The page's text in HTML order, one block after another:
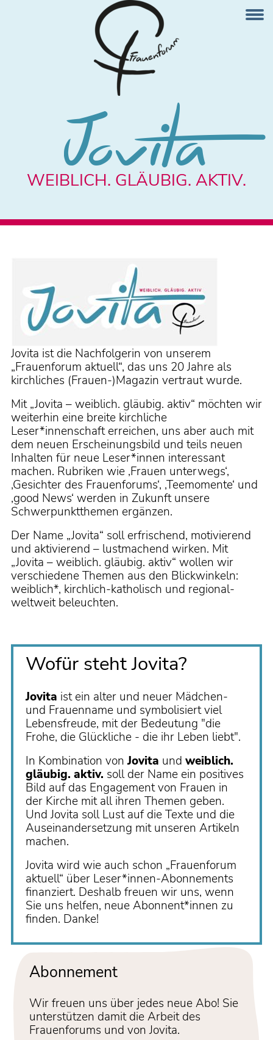
Jovita
WEIBLICH. GLÄUBIG. AKTIV.
Jovita ist die Nachfolgerin von unserem
„Frauenforum aktuell“, das uns 20 Jahre als
kirchliches (Frauen-)Magazin vertraut wurde.
Mit „Jovita – weiblich. gläubig. aktiv“ möchten wir
weiterhin eine breite kirchliche
Leser*innenschaft erreichen, uns aber auch mit
dem neuen Erscheinungsbild und teils neuen
Inhalten für neue Leser*innen interessant
machen. Rubriken wie ‚Frauen unterwegs‘,
‚Gesichter des Frauenforums‘, ‚Teemomente‘ und
‚good News‘ werden in Zukunft unsere
Schwerpunktthemen ergänzen.
Der Name „Jovita“ soll erfrischend, motivierend
und aktivierend – lustmachend wirken. Mit
„Jovita – weiblich. gläubig. aktiv“ wollen wir
verschiedene Themen aus den Blickwinkeln:
weiblich*, kirchlich-katholisch und regional-
weltweit beleuchten.
Wofür steht Jovita?
Jovita ist ein alter und neuer Mädchen-
und Frauenname und symbolisiert viel
Lebensfreude, mit der Bedeutung "die
Frohe, die Glückliche - die ihr Leben liebt".
In Kombination vonJovita und weiblich.
gläubig. aktiv. soll der Name ein positives
Bild auf das Engagement von Frauen in
der Kirche mit all ihren Themen geben.
Und Jovita soll Lust auf die Texte und die
Auseinandersetzung mit unseren Artikeln
machen.
Jovita wird wie auch schon „Frauenforum
aktuell“ über Leser*innen-Abonnements
finanziert. Deshalb freuen wir uns, wenn
Sie uns helfen, neue Abonnent*innen zu
finden. Danke!
Abonnement
Wir freuen uns über jedes neue Abo! Sie
unterstützen damit die Arbeit des
Frauenforums und von Jovita.